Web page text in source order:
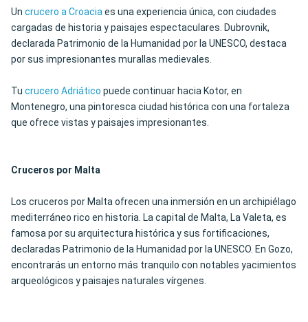
Un crucero a Croaciaes una experiencia única, con ciudades
cargadas de historia y paisajes espectaculares. Dubrovnik,
declarada Patrimonio de la Humanidad por la UNESCO, destaca
por sus impresionantes murallas medievales.
Tu crucero Adriático puede continuar hacia Kotor, en
Montenegro, una pintoresca ciudad histórica con una fortaleza
que ofrece vistas y paisajes impresionantes.
Cruceros por Malta
Los cruceros por Malta ofrecen una inmersión en un archipiélago
mediterráneo rico en historia. La capital de Malta, La Valeta, es
famosa por su arquitectura histórica y sus fortificaciones,
declaradas Patrimonio de la Humanidad por la UNESCO. En Gozo,
encontrarás un entorno más tranquilo con notables yacimientos
arqueológicos y paisajes naturales vírgenes.